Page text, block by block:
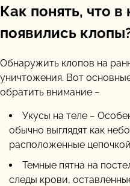
Как понять, что в
появились
Обнаружить клопов на
уничтожения. Вот
обратить внимание −
Укусы на теле −
обычно выглядят как
расположенные
Темные пятна на
следы крови,